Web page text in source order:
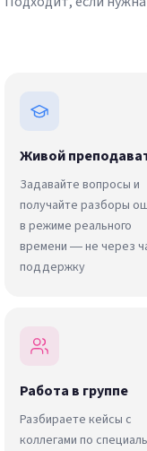
Живой
Задавайте вопросы и
получайте разборы
в режиме реального
времени — не через
поддержку
Работа в группе
Разбираете кейсы с
коллегами по